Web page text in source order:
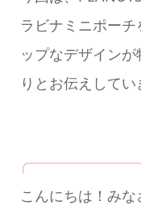
ラビナミニポー
ップなデザイン
りとお伝えしてい
こんにちは！み